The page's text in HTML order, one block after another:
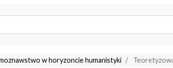
w horyzoncie humanistyki